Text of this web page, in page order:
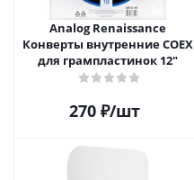
Analog Renaissance
Конверты внутренние COEX
для грампластинок 12"
270 ₽/шт